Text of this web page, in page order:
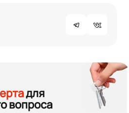
для
вопроса